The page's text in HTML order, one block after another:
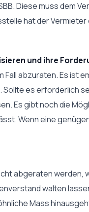
Diese muss dem
hat der
und ihre
abzuraten. Es ist
es erforderlich
Es gibt noch die
Wenn eine
abgeraten werden,
walten
Mass